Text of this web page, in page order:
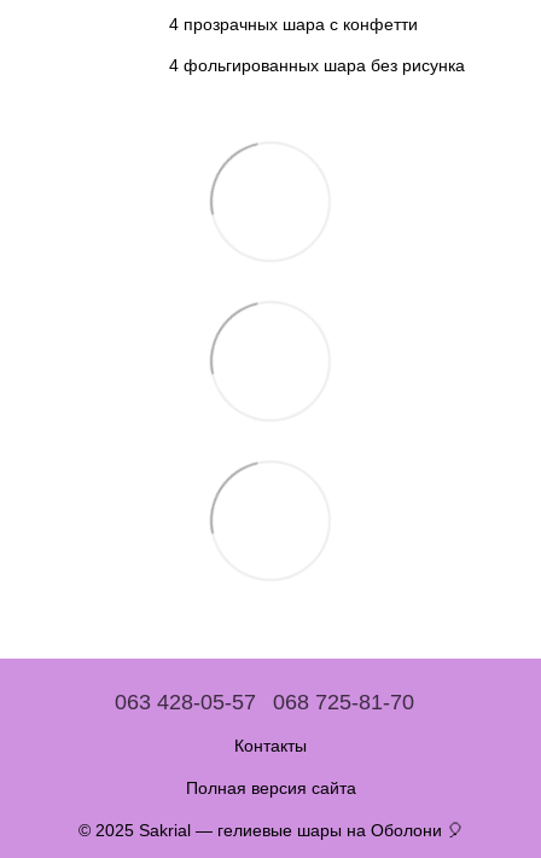
4 прозрачных шара с конфетти
4 фольгированных шара без рисунка
063 428-05-57 068 725-81-70
Контакты
Полная версия сайта
© 2025 Sakrial — гелиевые шары на Оболони 🎈